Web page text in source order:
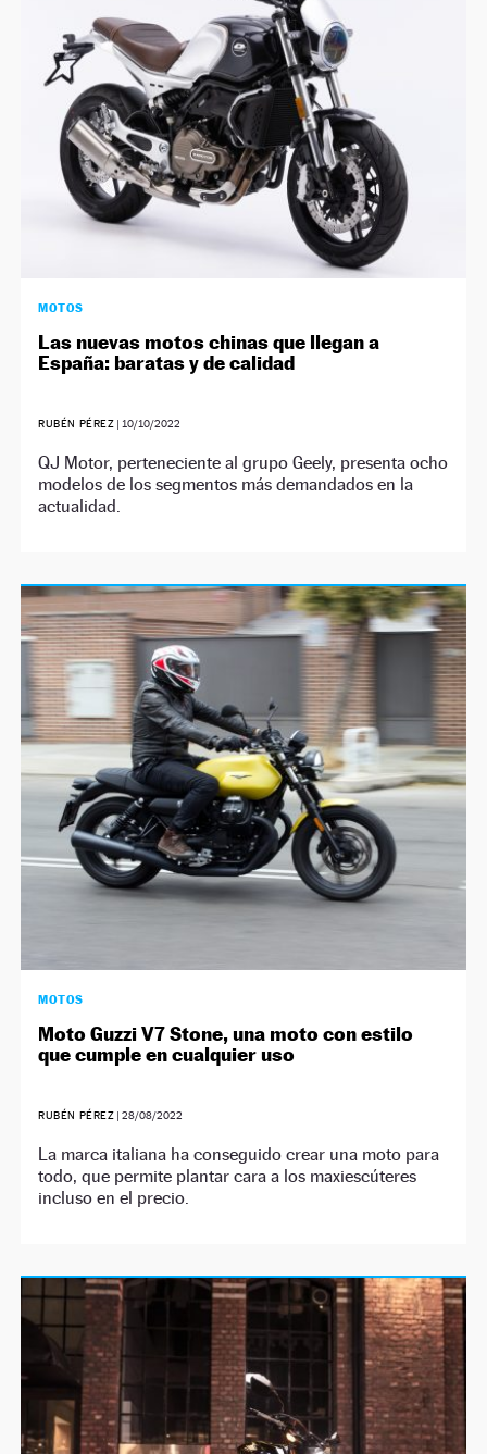
MOTOS
Las nuevas motos chinas que llegan a
España: baratas y de calidad
RUBÉN PÉREZ | 10/10/2022
QJ Motor, perteneciente al grupo Geely, presenta ocho
modelos de los segmentos más demandados en la
actualidad.
MOTOS
Moto Guzzi V7 Stone, una moto con estilo
que cumple en cualquier uso
RUBÉN PÉREZ |28/08/2022
La marca italiana ha conseguido crear una moto para
todo, que permite plantar cara a los maxiescúteres
incluso en el precio.